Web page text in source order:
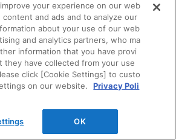
請求
ード
ュレーション
your experience on our web
and ads and to analyze our
about your use of our web
and analytics partners, who ma
information that you have provi
they have collected from your use
click [Cookie Settings] to custo
on our website.
Privacy Poli
OK